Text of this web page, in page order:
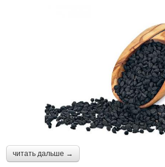
читать дальше →